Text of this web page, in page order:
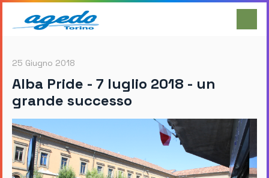
25 Giugno 2018
Alba Pride - 7 luglio 2018 - un
grande successo